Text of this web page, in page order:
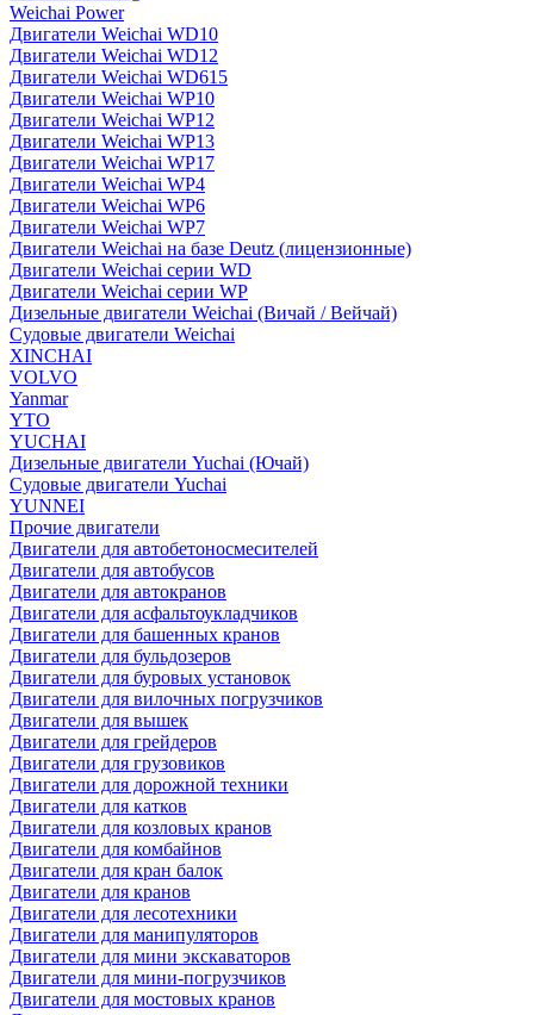
Weichai Power
Двигатели Weichai WD10
Двигатели Weichai WD12
Двигатели Weichai WD615
Двигатели Weichai WP10
Двигатели Weichai WP12
Двигатели Weichai WP13
Двигатели Weichai WP17
Двигатели Weichai WP4
Двигатели Weichai WP6
Двигатели Weichai WP7
Двигатели Weichai на базе Deutz (лицензионные)
Двигатели Weichai серии WD
Двигатели Weichai серии WP
Дизельные двигатели Weichai (Вичай / Вейчай)
Судовые двигатели Weichai
XINCHAI
VOLVO
Yanmar
YTO
YUCHAI
Дизельные двигатели Yuchai (Ючай)
Судовые двигатели Yuchai
YUNNEI
Прочие двигатели
Двигатели для автобетоносмесителей
Двигатели для автобусов
Двигатели для автокранов
Двигатели для асфальтоукладчиков
Двигатели для башенных кранов
Двигатели для бульдозеров
Двигатели для буровых установок
Двигатели для вилочных погрузчиков
Двигатели для вышек
Двигатели для грейдеров
Двигатели для грузовиков
Двигатели для дорожной техники
Двигатели для катков
Двигатели для козловых кранов
Двигатели для комбайнов
Двигатели для кран балок
Двигатели для кранов
Двигатели для лесотехники
Двигатели для манипуляторов
Двигатели для мини экскаваторов
Двигатели для мини-погрузчиков
Двигатели для мостовых кранов